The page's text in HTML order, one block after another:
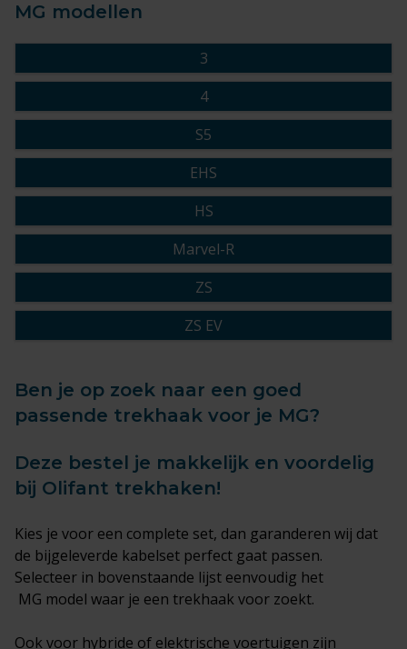
MG modellen
3
4
S5
EHS
HS
Marvel-R
ZS
ZS EV
Ben je op zoek naar een goed
passende trekhaak voor je MG?
Deze bestel je makkelijk en voordelig
bij Olifant trekhaken!
Kies je voor een complete set, dan garanderen wij dat
de bijgeleverde kabelset perfect gaat passen.
Selecteer in bovenstaande lijst eenvoudig het
MG model waar je een trekhaak voor zoekt.
Ook voor hybride of elektrische voertuigen zijn